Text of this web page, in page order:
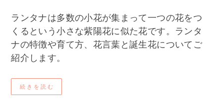
ランタナは多数の小花が集まって一つの花をつ
くるという小さな紫陽花に似た花です。ランタ
ナの特徴や育て方、花言葉と誕生花についてご
紹介します。
続きを読む